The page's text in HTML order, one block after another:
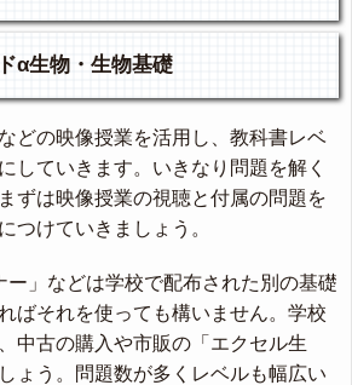
α生物・生物基礎
どの映像授業を活用し、教科書レベ
していきます。いきなり問題を解く
ずは映像授業の視聴と付属の問題を
つけていきましょう。
ー」などは学校で配布された別の基礎
ばそれを使っても構いません。学校
中古の購入や市販の「エクセル生
ょう。問題数が多くレベルも幅広い